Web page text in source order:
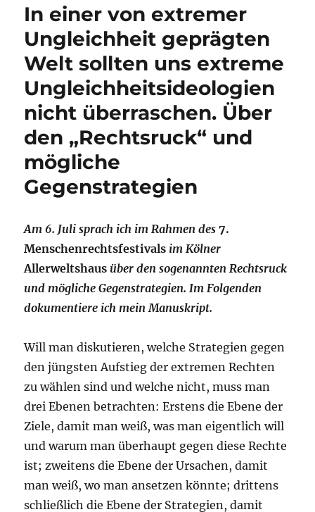
In einer von extremer
Ungleichheit geprägten
Welt sollten uns extreme
Ungleichheitsideologien
nicht überraschen. Über
den „Rechtsruck“ und
mögliche
Gegenstrategien
Am 6. Juli sprach ich im Rahmen des7.
Menschenrechtsfestivals im Kölner
Allerweltshaus über den sogenannten Rechtsruck
und mögliche Gegenstrategien. Im Folgenden
dokumentiere ich mein Manuskript.
Will man diskutieren, welche Strategien gegen
den jüngsten Aufstieg der extremen Rechten
zu wählen sind und welche nicht, muss man
drei Ebenen betrachten: Erstens die Ebene der
Ziele, damit man weiß, was man eigentlich will
und warum man überhaupt gegen diese Rechte
ist; zweitens die Ebene der Ursachen, damit
man weiß, wo man ansetzen könnte; drittens
schließlich die Ebene der Strategien, damit